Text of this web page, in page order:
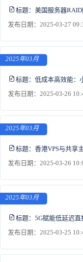
标题： 美国服务器
发布日期：2025-03-27
2025年03月
标题： 低成本高效能：
发布日期：2025-03-26
2025年03月
标题： 香港VPS与共享
发布日期：2025-03-26
2025年03月
标题： 5G赋能低延迟
发布日期：2025-03-25